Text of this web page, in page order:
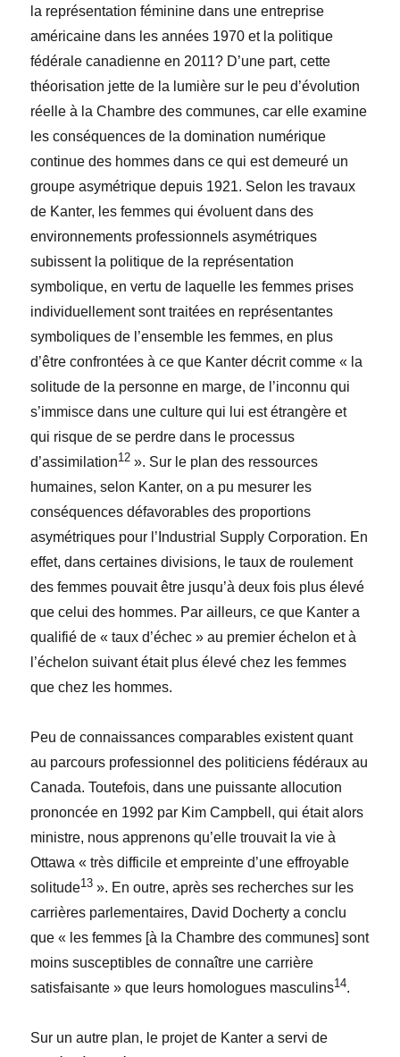
la représentation féminine dans une entreprise
américaine dans les années 1970 et la politique
fédérale canadienne en 2011? D’une part, cette
théorisation jette de la lumière sur le peu d’évolution
réelle à la Chambre des communes, car elle examine
les conséquences de la domination numérique
continue des hommes dans ce qui est demeuré un
groupe asymétrique depuis 1921. Selon les travaux
de Kanter, les femmes qui évoluent dans des
environnements professionnels asymétriques
subissent la politique de la représentation
symbolique, en vertu de laquelle les femmes prises
individuellement sont traitées en représentantes
symboliques de l’ensemble les femmes, en plus
d’être confrontées à ce que Kanter décrit comme « la
solitude de la personne en marge, de l’inconnu qui
s’immisce dans une culture qui lui est étrangère et
qui risque de se perdre dans le processus
d’assimilation12 ». Sur le plan des ressources
humaines, selon Kanter, on a pu mesurer les
conséquences défavorables des proportions
asymétriques pour l’Industrial Supply Corporation. En
effet, dans certaines divisions, le taux de roulement
des femmes pouvait être jusqu’à deux fois plus élevé
que celui des hommes. Par ailleurs, ce que Kanter a
qualifié de « taux d’échec » au premier échelon et à
l’échelon suivant était plus élevé chez les femmes
que chez les hommes.
Peu de connaissances comparables existent quant
au parcours professionnel des politiciens fédéraux au
Canada. Toutefois, dans une puissante allocution
prononcée en 1992 par Kim Campbell, qui était alors
ministre, nous apprenons qu’elle trouvait la vie à
Ottawa « très difficile et empreinte d’une effroyable
solitude13 ». En outre, après ses recherches sur les
carrières parlementaires, David Docherty a conclu
que « les femmes [à la Chambre des communes] sont
moins susceptibles de connaître une carrière
satisfaisante » que leurs homologues masculins14.
Sur un autre plan, le projet de Kanter a servi de